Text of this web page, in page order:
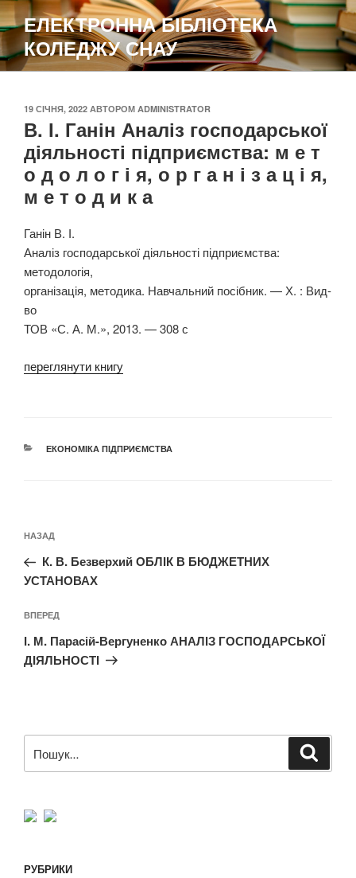
Перейти
до
вмісту
ЕЛЕКТРОННА БІБЛІОТЕКА
КОЛЕДЖУ СНАУ
ОПУБЛІКОВАНО
19 СІЧНЯ, 2022 АВТОРОМ ADMINISTRATOR
В. І. Ганін Аналіз господарської
діяльності підприємства: м е т
о д о л о г і я, о р г а н і з а ц і я,
м е т о д и к а
Ганін В. І.
Аналіз господарської діяльності підприємства:
методологія,
організація, методика. Навчальний посібник. — Х. : Вид-
во
ТОВ «С. А. М.», 2013. — 308 с
переглянути книгу
КАТЕГОРІЇ
ЕКОНОМІКА ПІДПРИЄМСТВА
записів
Попередній
запис:
НАЗАД
К. В. Безверхий ОБЛІК В БЮДЖЕТНИХ
УСТАНОВАХ
Наступний
запис
ВПЕРЕД
І. М. Парасій-Вергуненко АНАЛІЗ ГОСПОДАРСЬКОЇ
ДІЯЛЬНОСТІ
за
РУБРИКИ